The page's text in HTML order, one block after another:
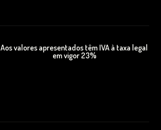
Aos valores apresentados têm IVA à taxa legal
em vigor 23%